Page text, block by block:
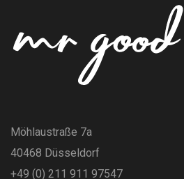
Möhlaustraße 7a
40468 Düsseldorf
+49 (0) 211 911 97547